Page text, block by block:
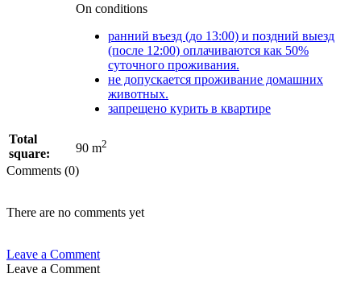
On conditions
ранний въезд (до 13:00) и поздний выезд
(после 12:00) оплачиваются как 50%
суточного проживания.
не допускается проживание домашних
животных.
запрещено курить в квартире
Total
square:
90 m2
Comments (0)
There are no comments yet
Leave a Comment
Leave a Comment